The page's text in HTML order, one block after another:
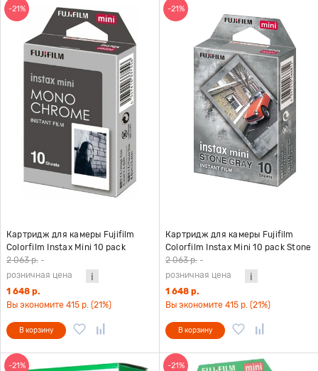
-21%
Картридж для камеры Fujifilm
Colorfilm Instax Mini 10 pack
Monochrome
2 063 р. -
розничная цена
1 648 р.
Вы экономите 415 р. (21%)
В корзину
-21%
Картридж для камеры Fujifilm
Colorfilm Instax Mini 10 pack Stone
Gray
2 063 р. -
розничная цена
1 648 р.
Вы экономите 415 р. (21%)
В корзину
-21% -21%